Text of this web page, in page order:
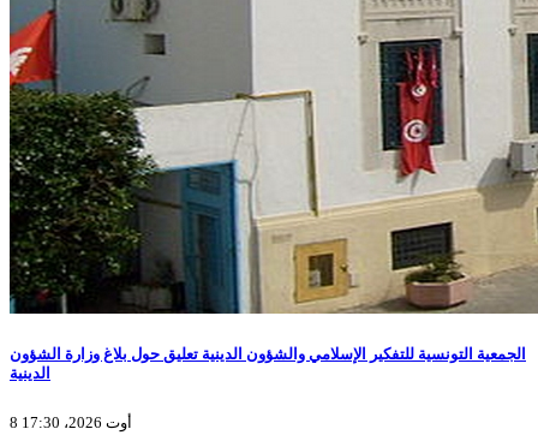
الجمعية التونسية للتفكير الإسلامي والشؤون الدينية تعليق حول بلاغ وزارة الشؤون
الدينية
8 أوت 2026، 17:30